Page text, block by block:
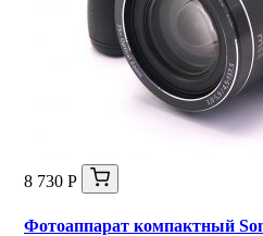
8 730 Р
Фотоаппарат компактный